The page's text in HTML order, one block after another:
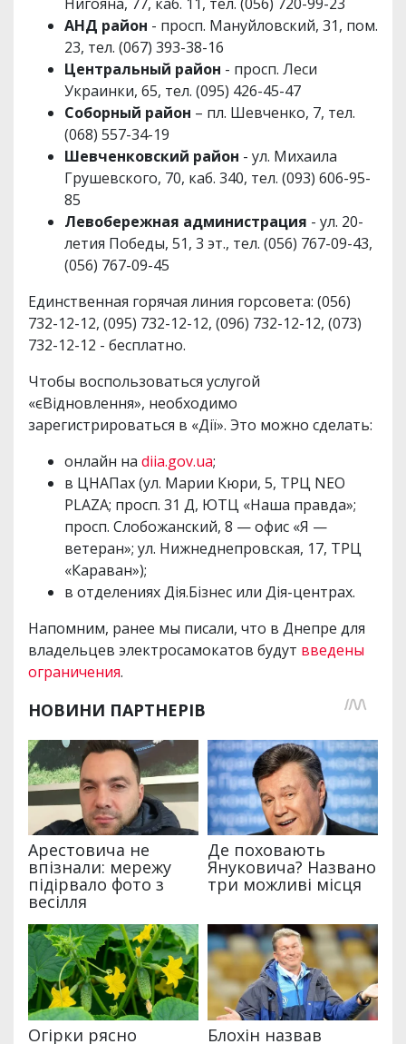
АНД район - просп. Мануйловский, 31, пом.
23, тел. (067) 393-38-16
Центральный район - просп. Леси
Украинки, 65, тел. (095) 426-45-47
Соборный район – пл. Шевченко, 7, тел.
(068) 557-34-19
Шевченковский район - ул. Михаила
Грушевского, 70, каб. 340, тел. (093) 606-95-
85
Левобережная администрация - ул. 20-
летия Победы, 51, 3 эт., тел. (056) 767-09-43,
(056) 767-09-45
Единственная горячая линия горсовета: (056)
732-12-12, (095) 732-12-12, (096) 732-12-12, (073)
732-12-12 - бесплатно.
Чтобы воспользоваться услугой
«єВідновлення», необходимо
зарегистрироваться в «Дії». Это можно сделать:
онлайн на diia.gov.ua;
в ЦНАПах (ул. Марии Кюри, 5, ТРЦ NEO
PLAZA; просп. 31 Д, ЮТЦ «Наша правда»;
просп. Слобожанский, 8 — офис «Я —
ветеран»; ул. Нижнеднепровская, 17, ТРЦ
«Караван»);
в отделениях Дія.Бізнес или Дія-центрах.
Напомним, ранее мы писали, что в Днепре для
владельцев электросамокатов будут введены
ограничения.